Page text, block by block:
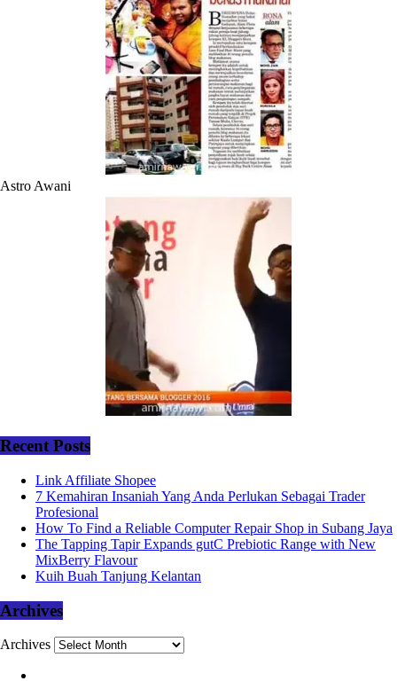
Astro Awani
Recent Posts
Link Affiliate Shopee
7 Kemahiran Insaniah Yang Anda Perlukan Sebagai Trader
Profesional
How To Find a Reliable Computer Repair Shop in Subang Jaya
The Tapping Tapir Expands gutC Prebiotic Range with New
MixBerry Flavour
Kuih Buah Tanjung Kelantan
Archives
Archives